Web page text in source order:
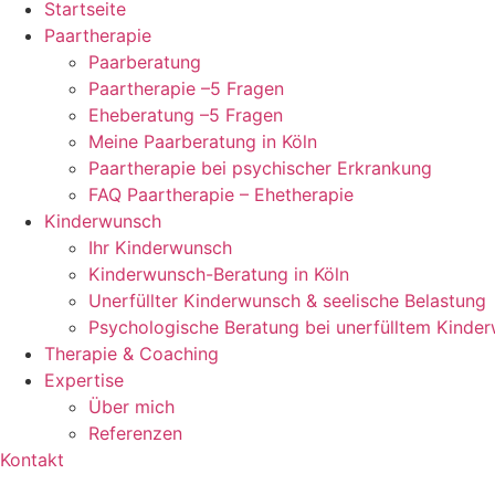
Startseite
Paartherapie
Paarberatung
Paartherapie –5 Fragen
Eheberatung –5 Fragen
Meine Paarberatung in Köln
Paartherapie bei psychischer Erkrankung
FAQ Paartherapie – Ehetherapie
Kinderwunsch
Ihr Kinderwunsch
Kinderwunsch-Beratung in Köln
Unerfüllter Kinderwunsch & seelische Belastung
Psychologische Beratung bei unerfülltem
Therapie & Coaching
Expertise
Über mich
Referenzen
Kontakt